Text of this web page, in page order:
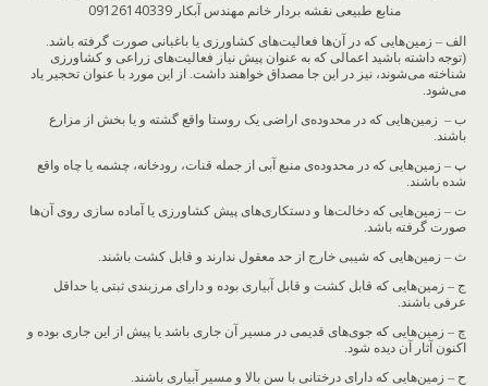
منابع طبیعی نقشه بردار خانم مهندس آبکار 09126140339
الف – زمین‌هایی که در آن‌ها فعالیت‌های کشاورزی یا باغبانی صورت گرفته باشد.
(توجه داشته باشید اعمالی که به عنوان پیش نیاز فعالیت‌های زراعی و کشاورزی
شناخته می‌شوند، نیز در این جا مصداق خواهند داشت. از این مورد با عنوان تحجیر یاد
می‌شود.
ب – زمین‌هایی که در محدوده‌ی اراضی یک روستا واقع گشته و یا بخش از مزارع
باشند.
پ – زمین‌هایی که در محدوده‌ی منبع آبی از جمله قنات، رودخانه، چشمه یا چاه واقع
شده باشند.
ت – زمین‌هایی که دخالت‌ها و دستکاری‌های پیش کشاورزی یا آماده سازی روی آن‌ها
صورت گرفته باشد.
ث – زمین‌هایی که شیبی خارج از حد معقول ندارند و قابل کشت باشند.
ج – زمین‌هایی که قابل کشت و قابل آبیاری بوده و دارای مرزبندی ثبتی یا حداقل
عرفی باشند.
چ – زمین‌هایی که جوی‌های قدیمی در مسیر آن جاری باشد یا پیش از این جاری بوده و
اکنون آثار آن دیده شود.
ح – زمین‌هایی که دارای درختانی با سن بالا و مسیر آبیاری باشند.